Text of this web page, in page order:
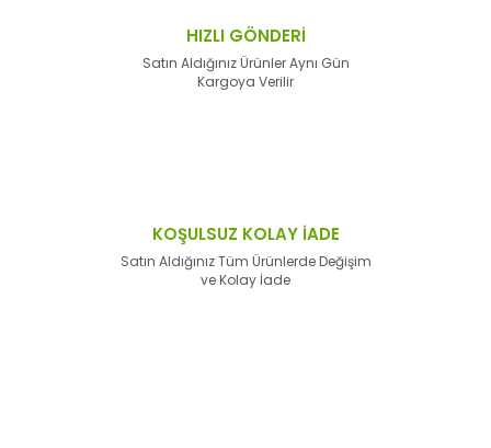
HIZLI GÖNDERİ
Satın Aldığınız Ürünler Aynı Gün
Kargoya Verilir
KOŞULSUZ KOLAY İADE
Satın Aldığınız Tüm Ürünlerde Değişim
ve Kolay İade